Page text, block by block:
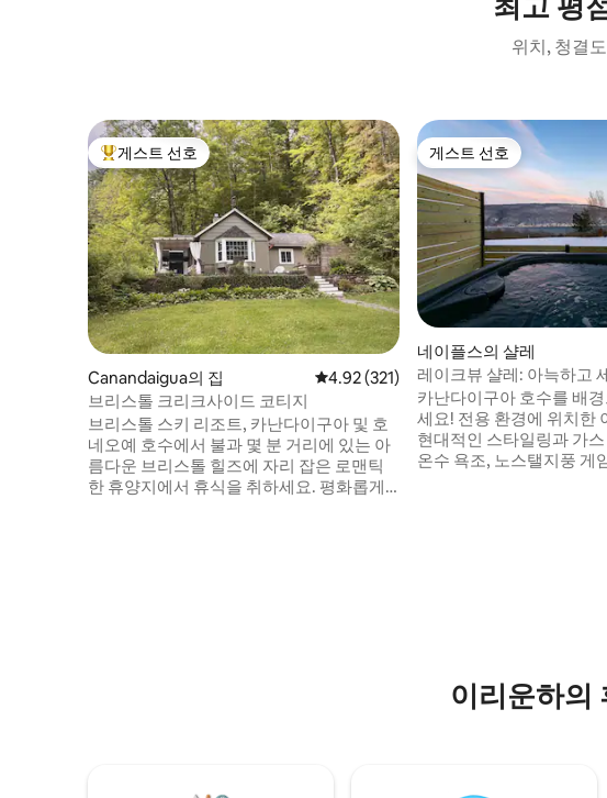
위치, 청결
상위 게스트 선호
게스트 선호
Canandaigua의 집 평점 4.92점(5점 만점), 후기 321개
4.92 (321)
브리스톨 크리크사이드 코티지
브리스톨 스키 리조트, 카난다이구아 및 호
네오예 호수에서 불과 몇 분 거리에 있는 아
름다운 브리스톨 힐즈에 자리 잡은 로맨틱
한 휴양지에서 휴식을 취하세요. 평화롭게
게스트 선호
게스트 선호
네이플스의 샬레
레이크뷰 샬레: 아늑하고
수 욕조, 게임
카난다이구아 호수를 배
세요! 전용 환경에 위치한
현대적인 스타일링과 가
온수 욕조, 노스탤지풍 게
이리운하의